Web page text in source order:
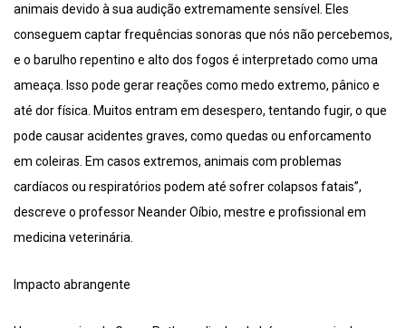
animais devido à sua audição extremamente sensível. Eles
conseguem captar frequências sonoras que nós não percebemos,
e o barulho repentino e alto dos fogos é interpretado como uma
ameaça. Isso pode gerar reações como medo extremo, pânico e
até dor física. Muitos entram em desespero, tentando fugir, o que
pode causar acidentes graves, como quedas ou enforcamento
em coleiras. Em casos extremos, animais com problemas
cardíacos ou respiratórios podem até sofrer colapsos fatais”,
descreve o professor Neander Oíbio, mestre e profissional em
medicina veterinária.
Impacto abrangente